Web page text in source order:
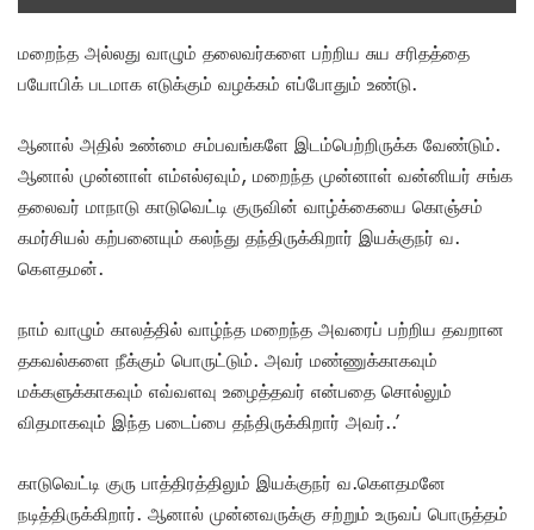
மறைந்த அல்லது வாழும் தலைவர்களை பற்றிய சுய சரிதத்தை
பயோபிக் படமாக எடுக்கும் வழக்கம் எப்போதும் உண்டு.
ஆனால் அதில் உண்மை சம்பவங்களே இடம்பெற்றிருக்க வேண்டும்.
ஆனால் முன்னாள் எம்எல்ஏவும், மறைந்த முன்னாள் வன்னியர் சங்க
தலைவர் மாநாடு காடுவெட்டி குருவின் வாழ்க்கையை கொஞ்சம்
கமர்சியல் கற்பனையும் கலந்து தந்திருக்கிறார் இயக்குநர் வ.
கௌதமன்.
நாம் வாழும் காலத்தில் வாழ்ந்த மறைந்த அவரைப் பற்றிய தவறான
தகவல்களை நீக்கும் பொருட்டும். அவர் மண்ணுக்காகவும்
மக்களுக்காகவும் எவ்வளவு உழைத்தவர் என்பதை சொல்லும்
விதமாகவும் இந்த படைப்பை தந்திருக்கிறார் அவர்..’
காடுவெட்டி குரு பாத்திரத்திலும் இயக்குநர் வ.கெளதமனே
நடித்திருக்கிறார். ஆனால் முன்னவருக்கு சற்றும் உருவப் பொருத்தம்